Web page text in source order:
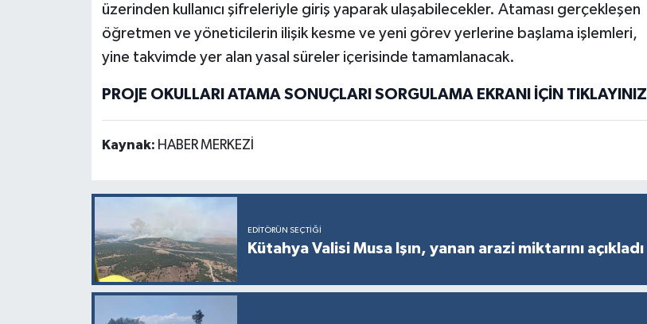
üzerinden kullanıcı şifreleriyle giriş yaparak ulaşabilecekler. Ataması gerçekleşen
öğretmen ve yöneticilerin ilişik kesme ve yeni görev yerlerine başlama işlemleri,
yine takvimde yer alan yasal süreler içerisinde tamamlanacak.
PROJE OKULLARI ATAMA SONUÇLARI SORGULAMA EKRANI İÇİN TIKLAYINIZ
Kaynak: HABER MERKEZİ
EDITÖRÜN SEÇTIĞI
Kütahya Valisi Musa Işın, yanan arazi miktarını açıkladı